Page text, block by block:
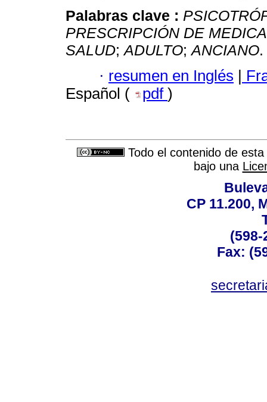
Palabras clave :
PRESCRIPCIÓN DE
SALUD;ADULTO;ANCIANO.
· resumen en Inglés |
Español (
pdf )
Todo el contenido de
bajo una
CP 11.200,
(598-
Fax: